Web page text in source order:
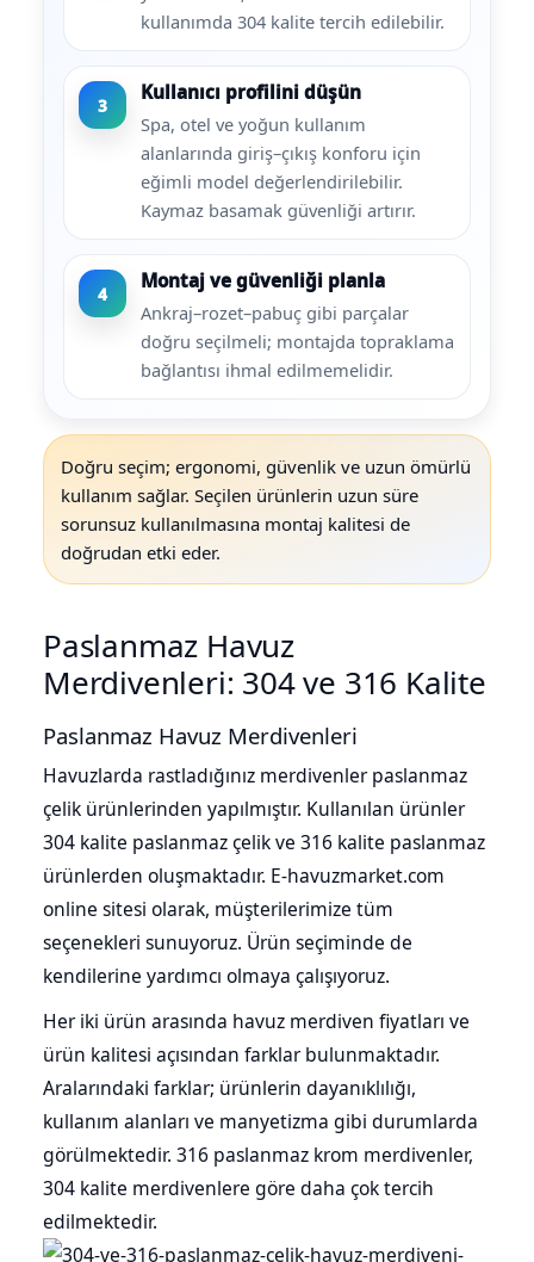
kullanımda 304 kalite tercih edilebilir.
3
Kullanıcı profilini düşün
Spa, otel ve yoğun kullanım
alanlarında giriş–çıkış konforu için
eğimli model değerlendirilebilir.
Kaymaz basamak güvenliği artırır.
4
Montaj ve güvenliği planla
Ankraj–rozet–pabuç gibi parçalar
doğru seçilmeli; montajda topraklama
bağlantısı ihmal edilmemelidir.
Doğru seçim; ergonomi, güvenlik ve uzun ömürlü
kullanım sağlar. Seçilen ürünlerin uzun süre
sorunsuz kullanılmasına montaj kalitesi de
doğrudan etki eder.
Paslanmaz Havuz
Merdivenleri: 304 ve 316 Kalite
Paslanmaz Havuz Merdivenleri
Havuzlarda rastladığınız merdivenler paslanmaz
çelik ürünlerinden yapılmıştır. Kullanılan ürünler
304 kalite paslanmaz çelik ve 316 kalite paslanmaz
ürünlerden oluşmaktadır. E-havuzmarket.com
online sitesi olarak, müşterilerimize tüm
seçenekleri sunuyoruz. Ürün seçiminde de
kendilerine yardımcı olmaya çalışıyoruz.
Her iki ürün arasında havuz merdiven fiyatları ve
ürün kalitesi açısından farklar bulunmaktadır.
Aralarındaki farklar; ürünlerin dayanıklılığı,
kullanım alanları ve manyetizma gibi durumlarda
görülmektedir. 316 paslanmaz krom merdivenler,
304 kalite merdivenlere göre daha çok tercih
edilmektedir.